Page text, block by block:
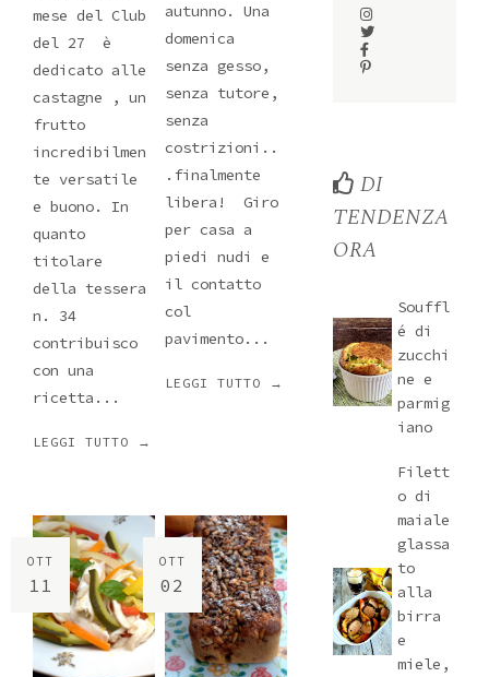
mese del Club
del 27 è
dedicato alle
castagne , un
frutto
incredibilmen
te versatile
e buono. In
quanto
titolare
della tessera
n. 34
contribuisco
con una
ricetta...
LEGGI TUTTO →
autunno. Una
domenica
senza gesso,
senza tutore,
senza
costrizioni..
.finalmente
libera! Giro
per casa a
piedi nudi e
il contatto
col
pavimento...
LEGGI TUTTO →
OTT
11
OTT
02
DI
TENDENZA
ORA
Souffl
é di
zucchi
ne e
parmig
iano
Filett
o di
maiale
glassa
to
alla
birra
e
miele,